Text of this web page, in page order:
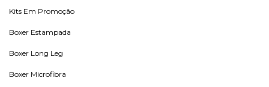
Kits Em Promoção
Boxer Estampada
Boxer Long Leg
Boxer Microfibra